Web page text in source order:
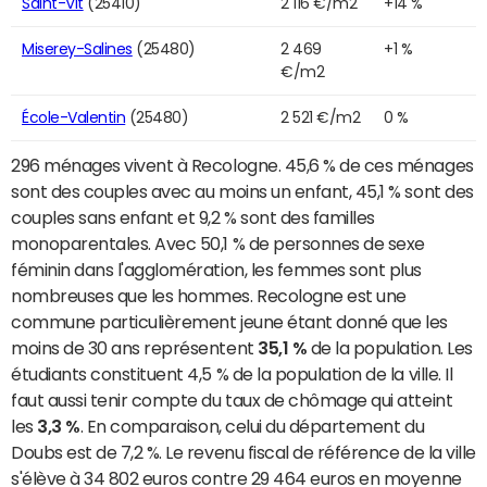
Saint-Vit (25410) 2 116 €/m2 +14 %
Miserey-Salines (25480)
2 469
€/m2
+1 %
École-Valentin (25480) 2 521 €/m2 0 %
296 ménages vivent à Recologne. 45,6 % de ces ménages
sont des couples avec au moins un enfant, 45,1 % sont des
couples sans enfant et 9,2 % sont des familles
monoparentales. Avec 50,1 % de personnes de sexe
féminin dans l'agglomération, les femmes sont plus
nombreuses que les hommes. Recologne est une
commune particulièrement jeune étant donné que les
moins de 30 ans représentent 35,1 % de la population. Les
étudiants constituent 4,5 % de la population de la ville. Il
faut aussi tenir compte du taux de chômage qui atteint
les 3,3 % . En comparaison, celui du département du
Doubs est de 7,2 %. Le revenu fiscal de référence de la ville
s'élève à 34 802 euros contre 29 464 euros en moyenne